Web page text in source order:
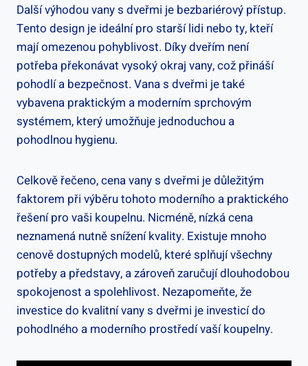
Další výhodou vany s dveřmi je bezbariérový přístup.
Tento design je ideální pro starší lidi nebo ty, kteří
mají omezenou pohyblivost. Díky dveřím není
potřeba překonávat vysoký okraj vany, což přináší
pohodlí a bezpečnost. Vana s dveřmi je také
vybavena praktickým a moderním sprchovým
systémem, který umožňuje jednoduchou a
pohodlnou hygienu.
Celkově řečeno, cena vany s dveřmi je důležitým
faktorem při výběru tohoto moderního a praktického
řešení pro vaši koupelnu. Nicméně, nízká cena
neznamená nutně snížení kvality. Existuje mnoho
cenově dostupných modelů, které splňují všechny
potřeby a představy, a zároveň zaručují dlouhodobou
spokojenost a spolehlivost. Nezapomeňte, že
investice do kvalitní vany s dveřmi je investicí do
pohodlného a moderního prostředí vaší koupelny.